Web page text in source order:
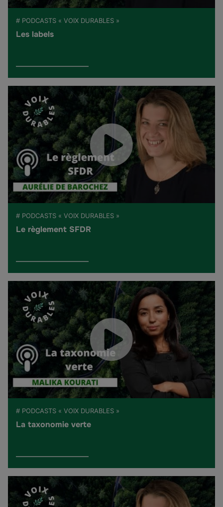
# PODCASTS « VOIX DURABLES »
Les labels
# PODCASTS « VOIX DURABLES »
Le règlement SFDR
# PODCASTS « VOIX DURABLES »
La taxonomie verte